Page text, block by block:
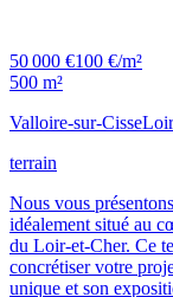
50 000 €100 €/m²
500 m²
Valloire-sur-Cisse
terrain
Nous vous
idéalement situé au
du Loir-et-Cher. Ce
concrétiser votre
unique et son